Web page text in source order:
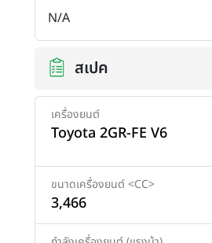
N/A
สเปค
เครื่องยนต์
Toyota 2GR-FE V6
ขนาดเครื่องยนต์ <CC>
3,466